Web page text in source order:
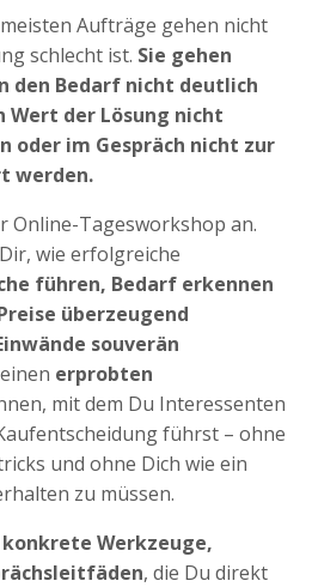
Aufträge gehen nicht
schlecht ist. Sie gehen
den Bedarf nicht deutlich
Wert der Lösung nicht
oder im Gespräch nicht zur
werden.
Online-Tagesworkshop an.
wie erfolgreiche
führen, Bedarf erkennen
überzeugend
souverän
erprobten
mit dem Du Interessenten
führst – ohne
und ohne Dich wie ein
zu müssen.
konkrete Werkzeuge,
, die Du direkt